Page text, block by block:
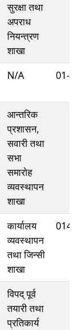
सुरक्षा तथा
अपराध
नियन्त्रण
शाखा
N/A 01-
आन्तरिक
प्रशासन,
सवारी तथा
सभा
समारोह
व्यवस्थापन
शाखा
कार्यालय
व्यवस्थापन
तथा जिन्सी
शाखा
विपद् पूर्व
तयारी तथा
प्रतिकार्य